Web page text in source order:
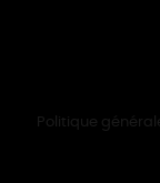
Politique